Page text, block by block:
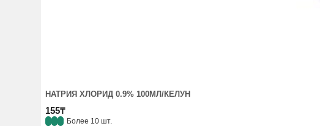
НАТРИЯ ХЛОРИД 0.9% 100МЛ/КЕЛУН
155₸
Более 10 шт.